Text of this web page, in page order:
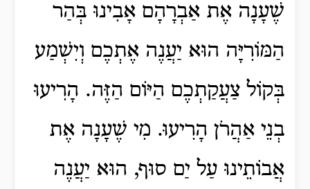
שֶׁעָנָה אֶת אַבְרָהָם אָבִינוּ בְּהַר
הַמּוֹרִיָּה הוּא יַעֲנֶה אֶתְכֶם וְיִשְׁמַע
בְּקוֹל צַעֲקַתְכֶם הַיּוֹם הַזֶּה. הָרִיעוּ
בְנֵי אַהֲרֹן הָרִיעוּ. מִי שֶׁעָנָה אֶת
אֲבוֹתֵינוּ עַל יַם סוּף, הוּא יַעֲנֶה